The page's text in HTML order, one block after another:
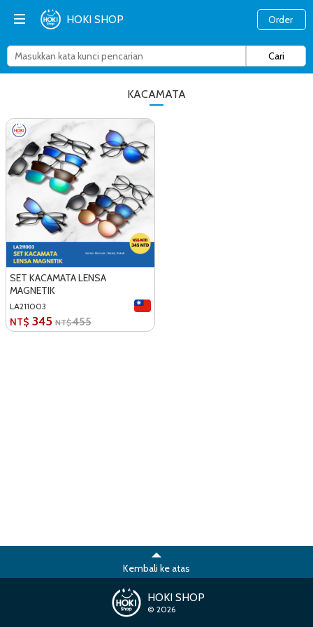
Order
HOKI SHOP
KACAMATA
SET KACAMATA LENSA
MAGNETIK
LA211003
NT$ 345 NT$455
Kembali ke atas
HOKI SHOP
© 2026